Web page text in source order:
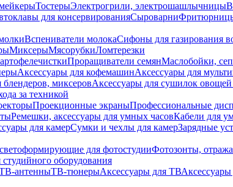
ТостерыЭлектрогрили, электрошашлычницы
для консервированияСыроварни
Вспениватели молокаСифоны для газирования
МиксерыМясорубкиЛомтерезки
Проращиватели семянМаслобойки,
Аксессуары для кофемашинАксессуары для
блендеров, миксеровАксессуары для сушилок
за техникой
Проекционные экраныПрофессиональные
Ремешки, аксессуары для умных часовКабели для
для камерСумки и чехлы для камерЗарядные
для фотостудииФотозонты,
оборудования
антенныТВ-тюнерыАксессуары для ТВАксессуары